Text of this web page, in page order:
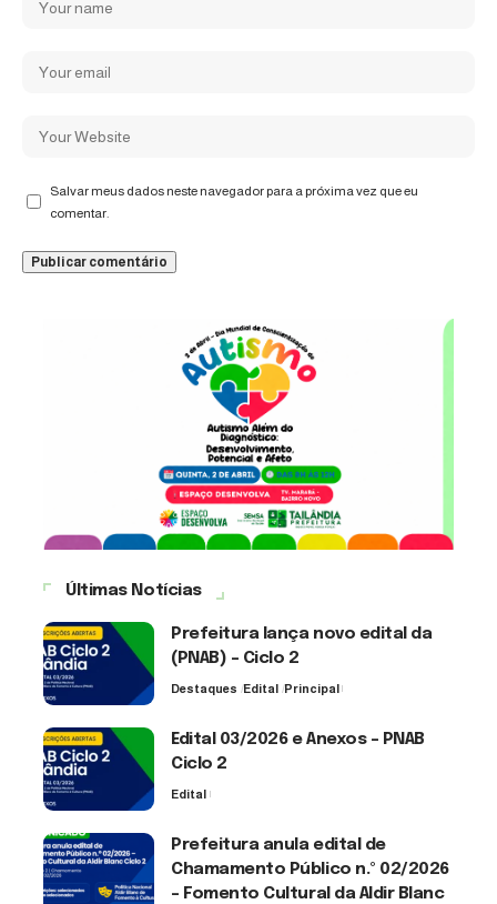
Salvar meus dados neste navegador para a próxima vez que eu
comentar.
Últimas Notícias
Prefeitura lança novo edital da
(PNAB) – Ciclo 2
Destaques Edital Principal
Edital 03/2026 e Anexos – PNAB
Ciclo 2
Edital
Prefeitura anula edital de
Chamamento Público n.º 02/2026
– Fomento Cultural da Aldir Blanc